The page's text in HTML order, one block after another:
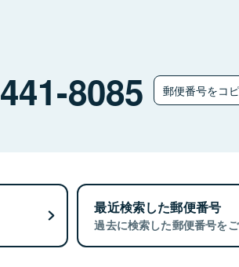
441-8085 郵便番号をコ
最近検索した郵便番号
過去に検索した郵便番号をご